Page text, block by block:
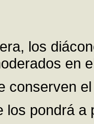
los
en
conserven
los pondrá a